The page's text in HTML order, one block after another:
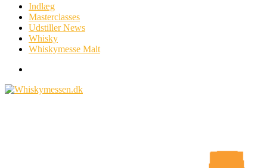
Indlæg
Masterclasses
Udstiller News
Whisky
Whiskymesse Malt